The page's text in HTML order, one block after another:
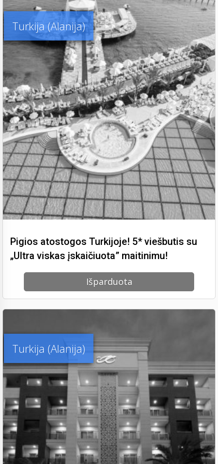
Turkija (Alanija)
Pigios atostogos Turkijoje! 5* viešbutis su
„Ultra viskas įskaičiuota” maitinimu!
Išparduota
Turkija (Alanija)